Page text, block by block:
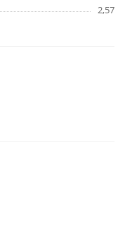
2,57